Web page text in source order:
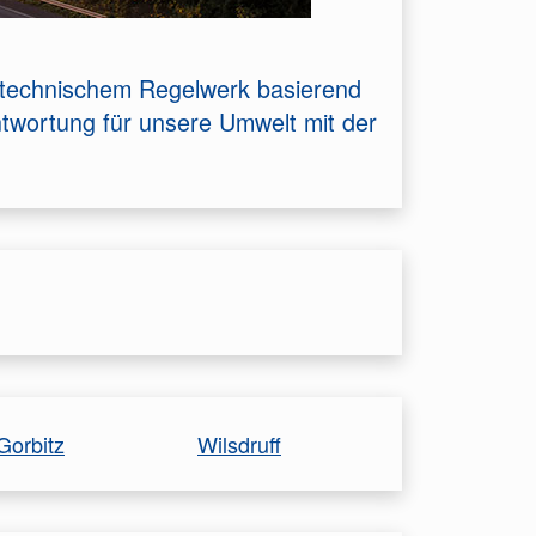
Regelwerk basierend
für unsere Umwelt mit der
Wilsdruff